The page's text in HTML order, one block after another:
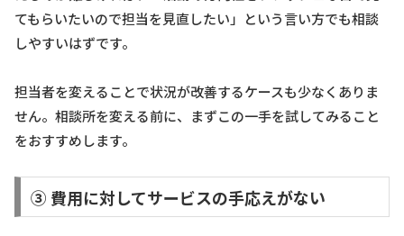
てもらいたいので担当を見直したい」という言い方でも相談
しやすいはずです。
担当者を変えることで状況が改善するケースも少なくありま
せん。相談所を変える前に、まずこの一手を試してみること
をおすすめします。
③ 費用に対してサービスの手応えがない